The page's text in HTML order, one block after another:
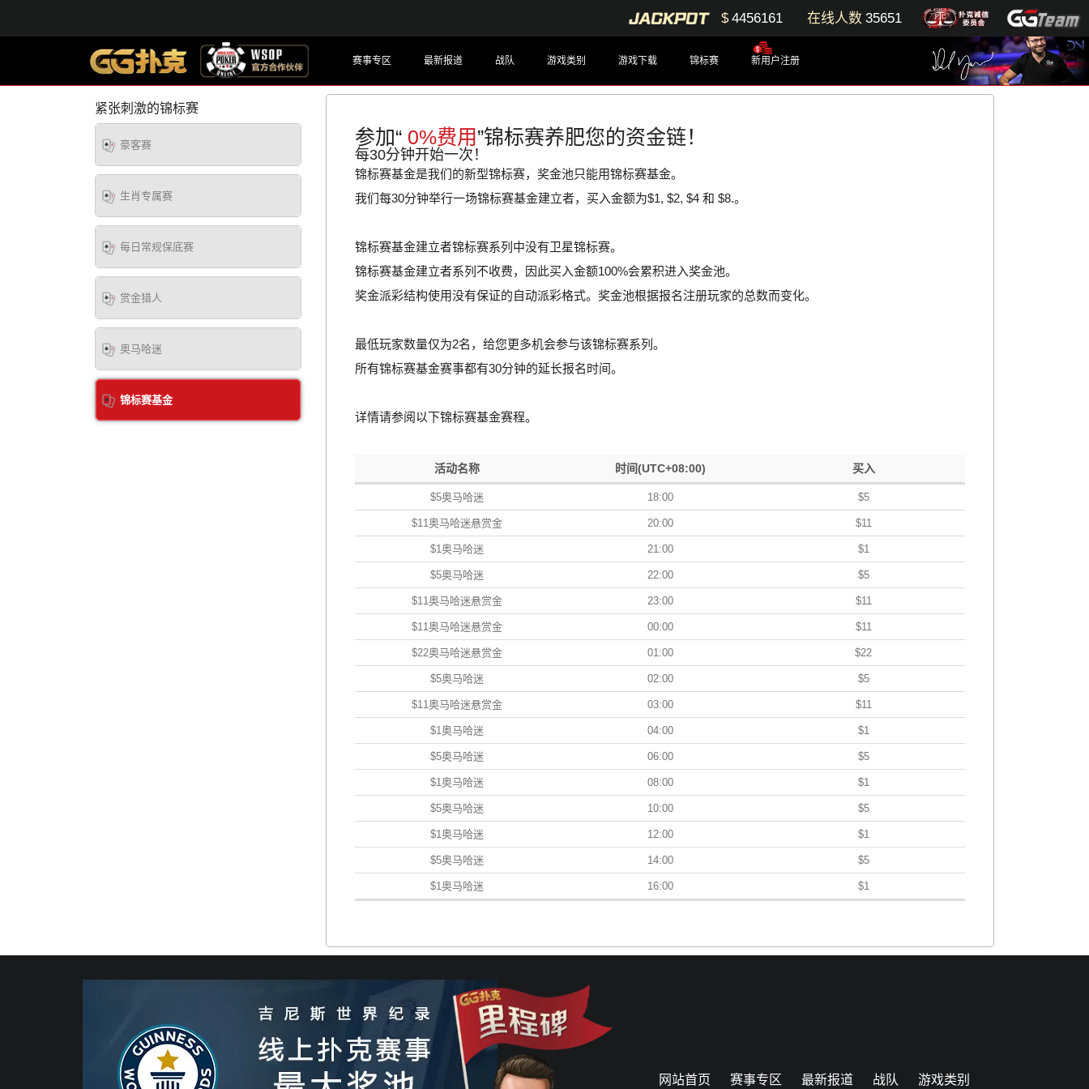
$ 4456161 在线人数 35651
赛事专区 最新报道 战队 游戏类别 游戏下载 锦标赛 新用户注册
紧张刺激的锦标赛
豪客赛
生肖专属赛
每日常规保底赛
赏金猎人
奥马哈迷
锦标赛基金
参加“ 0%费用”锦标赛养肥您的资金链！
每30分钟开始一次！
锦标赛基金是我们的新型锦标赛，奖金池只能用锦标赛基金。
我们每30分钟举行一场锦标赛基金建立者，买入金额为$1, $2, $4 和 $8.。
锦标赛基金建立者锦标赛系列中没有卫星锦标赛。
锦标赛基金建立者系列不收费，因此买入金额100%会累积进入奖金池。
奖金派彩结构使用没有保证的自动派彩格式。奖金池根据报名注册玩家的总数而变化。
最低玩家数量仅为2名，给您更多机会参与该锦标赛系列。
所有锦标赛基金赛事都有30分钟的延长报名时间。
详情请参阅以下锦标赛基金赛程。
活动名称 时间(UTC+08:00) 买入
$5奥马哈迷 18:00 $5
$11奥马哈迷悬赏金 20:00 $11
$1奥马哈迷 21:00 $1
$5奥马哈迷 22:00 $5
$11奥马哈迷悬赏金 23:00 $11
$11奥马哈迷悬赏金 00:00 $11
$22奥马哈迷悬赏金 01:00 $22
$5奥马哈迷 02:00 $5
$11奥马哈迷悬赏金 03:00 $11
$1奥马哈迷 04:00 $1
$5奥马哈迷 06:00 $5
$1奥马哈迷 08:00 $1
$5奥马哈迷 10:00 $5
$1奥马哈迷 12:00 $1
$5奥马哈迷 14:00 $5
$1奥马哈迷 16:00 $1
网站首页 赛事专区 最新报道 战队 游戏类别